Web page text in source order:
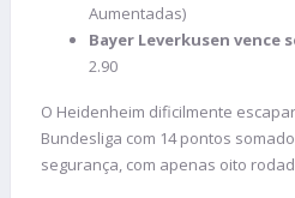
Aumentadas)
Bayer Leverkusen vence
2.90
O Heidenheim dificilmente
Bundesliga com 14 pontos
segurança, com apenas oito